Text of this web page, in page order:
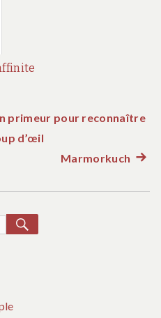
primeur pour reconnaître
d’œil
Marmorkuch